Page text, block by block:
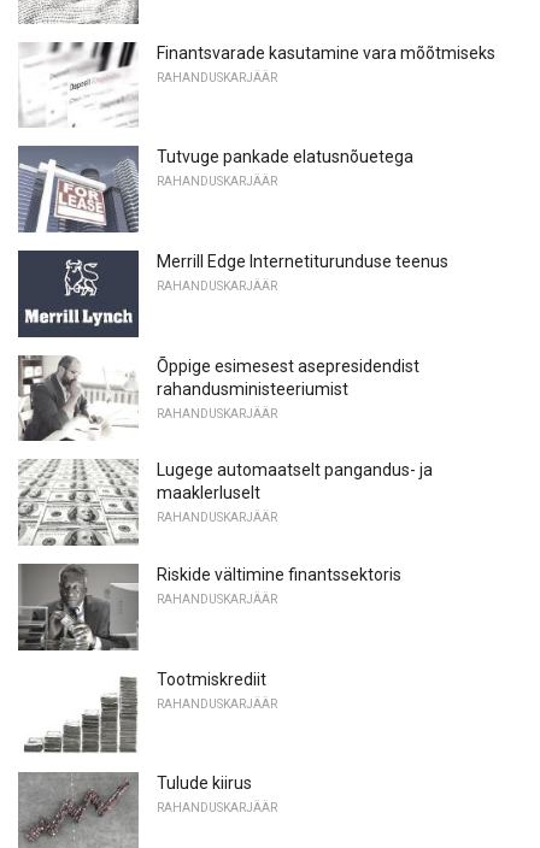
Finantsvarade kasutamine vara mõõtmiseks
RAHANDUSKARJÄÄR
Tutvuge pankade elatusnõuetega
RAHANDUSKARJÄÄR
Merrill Edge Internetiturunduse teenus
RAHANDUSKARJÄÄR
Õppige esimesest asepresidendist
rahandusministeeriumist
RAHANDUSKARJÄÄR
Lugege automaatselt pangandus- ja
maaklerluselt
RAHANDUSKARJÄÄR
Riskide vältimine finantssektoris
RAHANDUSKARJÄÄR
Tootmiskrediit
RAHANDUSKARJÄÄR
Tulude kiirus
RAHANDUSKARJÄÄR